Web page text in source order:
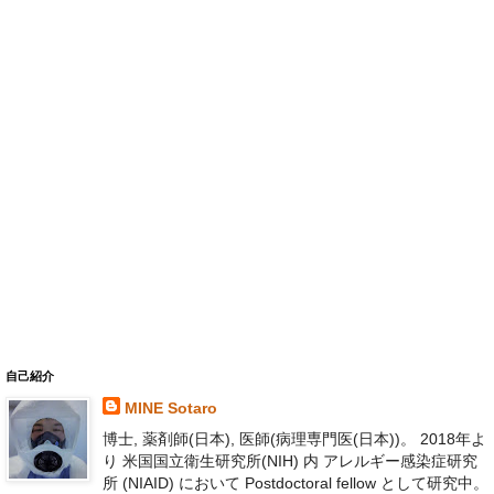
自己紹介
MINE Sotaro
博士, 薬剤師(日本), 医師(病理専門医(日本))。 2018年よ
り 米国国立衛生研究所(NIH) 内 アレルギー感染症研究
所 (NIAID) において Postdoctoral fellow として研究中。